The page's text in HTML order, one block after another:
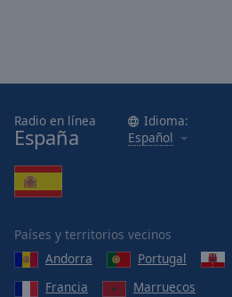
Radio en línea
España
Idioma:
Español
Países y territorios vecinos
Andorra
Portugal
Francia
Marruecos